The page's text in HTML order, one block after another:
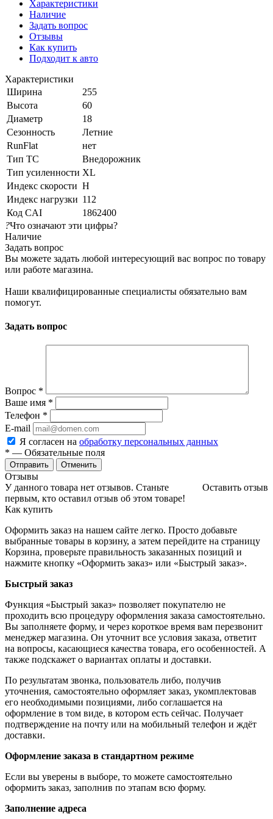
Характеристики
Наличие
Задать вопрос
Отзывы
Как купить
Подходит к авто
Характеристики
Ширина
255
Высота
60
Диаметр
18
Сезонность
Летние
RunFlat
нет
Тип ТС
Внедорожник
Тип усиленности XL
Индекс скорости H
Индекс нагрузки 112
Код CAI
1862400
?Что означают эти цифры?
Наличие
Задать вопрос
Вы можете задать любой интересующий вас вопрос по товару
или работе магазина.
Наши квалифицированные специалисты обязательно вам
помогут.
Задать вопрос
Вопрос *
Ваше имя *
Телефон *
E-mail
Я согласен на обработку персональных данных
* — Обязательные поля
Отменить
Отзывы
Оставить отзыв
У данного товара нет отзывов. Станьте
первым, кто оставил отзыв об этом товаре!
Как купить
Оформить заказ на нашем сайте легко. Просто добавьте
выбранные товары в корзину, а затем перейдите на страницу
Корзина, проверьте правильность заказанных позиций и
нажмите кнопку «Оформить заказ» или «Быстрый заказ».
Быстрый заказ
Функция «Быстрый заказ» позволяет покупателю не
проходить всю процедуру оформления заказа самостоятельно.
Вы заполняете форму, и через короткое время вам перезвонит
менеджер магазина. Он уточнит все условия заказа, ответит
на вопросы, касающиеся качества товара, его особенностей. А
также подскажет о вариантах оплаты и доставки.
По результатам звонка, пользователь либо, получив
уточнения, самостоятельно оформляет заказ, укомплектовав
его необходимыми позициями, либо соглашается на
оформление в том виде, в котором есть сейчас. Получает
подтверждение на почту или на мобильный телефон и ждёт
доставки.
Оформление заказа в стандартном режиме
Если вы уверены в выборе, то можете самостоятельно
оформить заказ, заполнив по этапам всю форму.
Заполнение адреса